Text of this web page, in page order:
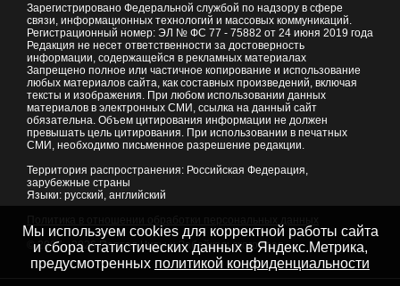
Зарегистрировано Федеральной службой по надзору в сфере
связи, информационных технологий и массовых коммуникаций.
Регистрационный номер: ЭЛ № ФС 77 - 75882 от 24 июня 2019 года
Редакция не несет ответственности за достоверность
информации, содержащейся в рекламных материалах
Запрещено полное или частичное копирование и использование
любых материалов сайта, как составных произведений, включая
тексты и изображения. При любом использовании данных
материалов в электронных СМИ, ссылка на данный сайт
обязательна. Объем цитирования информации не должен
превышать цель цитирования. При использовании в печатных
СМИ, необходимо письменное разрешение редакции.
Территория распространения: Российская Федерация,
зарубежные страны
Языки: русский, английский
© 2007 - 2026Портал Читы и Забайкальского края
Мы используем cookies для корректной работы сайта
и сбора статистических данных в Яндекс.Метрика,
предусмотренных политикой конфиденциальности